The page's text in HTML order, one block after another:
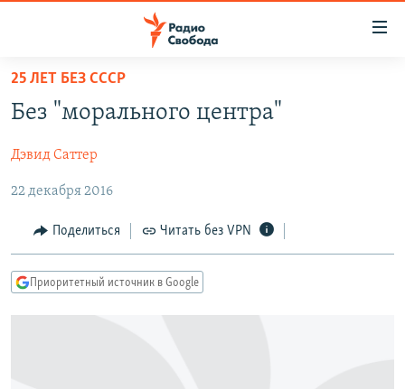
упрощенного
доступа
содержанию
Вернутся
главной
навигации
Вернутся
ПРОГРАММЫ
ПОДКАСТЫ
АВТОРСКИЕ ПРОЕКТЫ
ЦИТАТЫ СВОБОДЫ
МНЕНИЯ
КУЛЬТУРА
IDEL.РЕАЛИИ
25 ЛЕТ БЕЗ СССР
Без "морального центра"
Дэвид Саттер
22 декабря 2016
Поделиться Читать без VPN
Приоритетный источник в Google